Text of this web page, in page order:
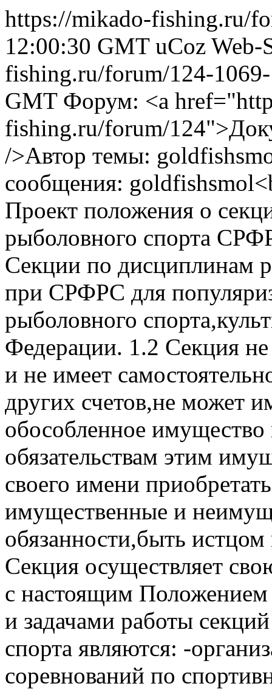
https://mikado-fishing.ru/
12:00:30 GMT uCoz Web-
fishing.ru/forum/124-
GMT Форум: <a
fishing.ru/forum/
/>Автор темы:
сообщения:
Проект положения о
рыболовного спорта
Секции по дисциплинам
при СРФРС для
рыболовного
Федерации. 1.2 Секция
и не имеет
других счетов,не может
обособленное имущество
обязательствам этим
своего имени
имущественные и
обязанности,быть
Секция осуществляет
с настоящим
и задачами работы
спорта являются: -
соревнований по